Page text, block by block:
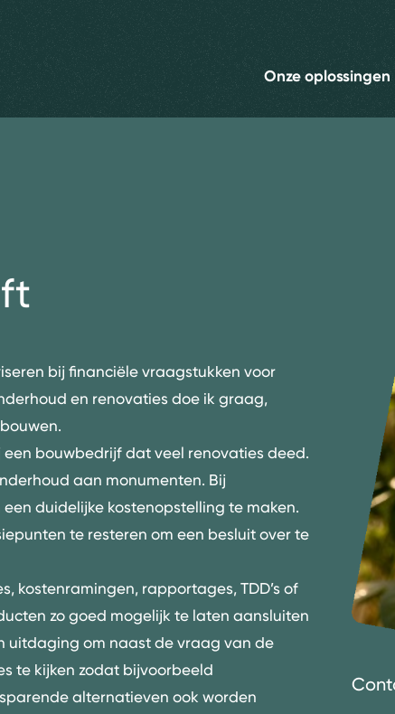
Onze oplossingen
bij financiële vraagstukken voor
en renovaties doe ik graag,
.
bouwbedrijf dat veel renovaties deed.
aan monumenten. Bij
duidelijke kostenopstelling te maken.
te resteren om een besluit over te
kostenramingen, rapportages, TDD’s of
zo goed mogelijk te laten aansluiten
uitdaging om naast de vraag van de
te kijken zodat bijvoorbeeld
alternatieven ook worden